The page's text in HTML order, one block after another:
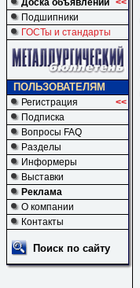
Доска объявлений <<
Подшипники
ГОСТы и стандарты
ПОЛЬЗОВАТЕЛЯМ
Регистрация
<<
Подписка
Вопросы FAQ
Разделы
Информеры
Выставки
Реклама
О компании
Контакты
Поиск по сайту